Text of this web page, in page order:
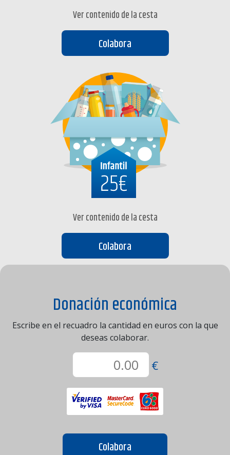
Ver contenido de la cesta
Colabora
Ver contenido de la cesta
Colabora
Donación económica
Escribe en el recuadro la cantidad en euros con la que
deseas colaborar.
€
Colabora